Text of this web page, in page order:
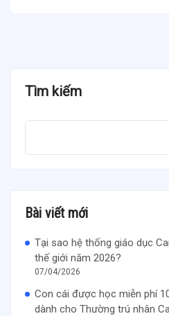
Tìm kiếm
Bài viết mới
Tại sao hệ thống giáo dục
thế giới năm 2026?
07/04/2026
Con cái được học miễn phí
dành cho Thường trú nhân